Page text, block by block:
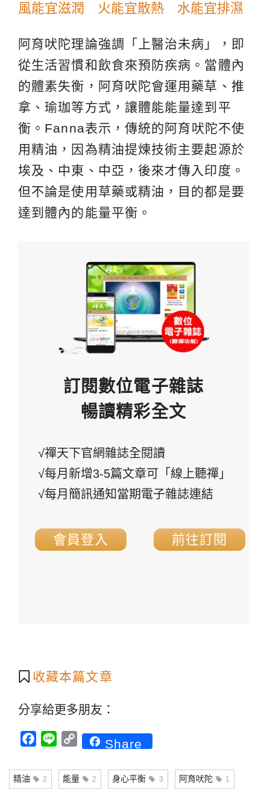
風能宜滋潤 火能宜散熱 水能宜排濕
阿育吠陀理論強調「上醫治未病」，即
從生活習慣和飲食來預防疾病。當體內
的體素失衡，阿育吠陀會運用藥草、推
拿、瑜珈等方式，讓體能能量達到平
衡。Fanna表示，傳統的阿育吠陀不使
用精油，因為精油提煉技術主要起源於
埃及、中東、中亞，後來才傳入印度。
但不論是使用草藥或精油，目的都是要
達到體內的能量平衡。
訂閱數位電子雜誌
暢讀精彩全文
√禪天下官網雜誌全閱讀
√每月新增3-5篇文章可「線上聽禪」
√每月簡訊通知當期電子雜誌連結
會員登入 前往訂閱
收藏本篇文章
分享給更多朋友：
Facebook
Line CopyShare
精油 2 能量 2 身心平衡 3 阿育吠陀 1